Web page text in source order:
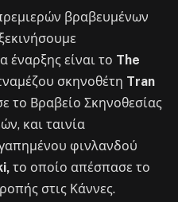
βραβευμένων
έναρξης είναι το The
σκηνοθέτη Tran
το Βραβείο Σκηνοθεσίας
και ταινία
φινλανδού
το οποίο απέσπασε το
στις Κάννες.